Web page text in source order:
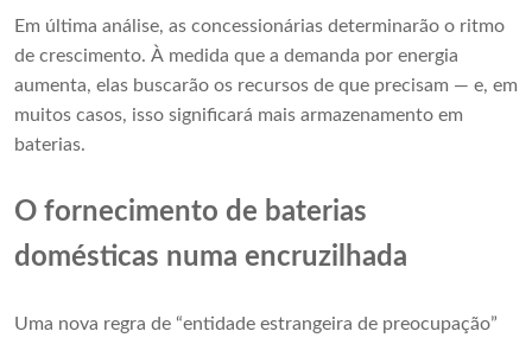
Em última análise, as concessionárias determinarão o ritmo
de crescimento. À medida que a demanda por energia
aumenta, elas buscarão os recursos de que precisam — e, em
muitos casos, isso significará mais armazenamento em
baterias.
O fornecimento de baterias
domésticas numa encruzilhada
Uma nova regra de “entidade estrangeira de preocupação”